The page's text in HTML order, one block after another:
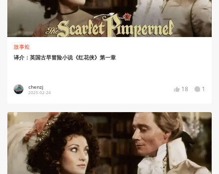
故事烩
译介：英国古早冒险小说《红花侠》第一章
chenzj
2025-02-24 18 1